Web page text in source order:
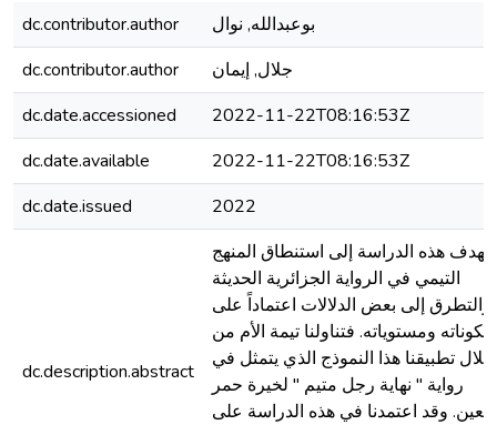
dc.contributor.author
بوعبدالله, نوال
dc.contributor.author
جلال, إيمان
dc.date.accessioned
2022-11-22T08:16:53Z
dc.date.available
2022-11-22T08:16:53Z
dc.date.issued
2022
dc.description.abstract
تهدف هذه الدراسة إلى استنطاق المنهج
التيمي في الرواية الجزائرية الحديثة
والتطرق إلى بعض الدلالات اعتماداً على
مكوناته ومستوياته. فتناولنا تيمة الأم من
خلال تطبيقنا هذا النموذج الذي يتمثل في
رواية " نهاية رجل متيم " لخيرة حمر
العين. وقد اعتمدنا في هذه الدراسة على